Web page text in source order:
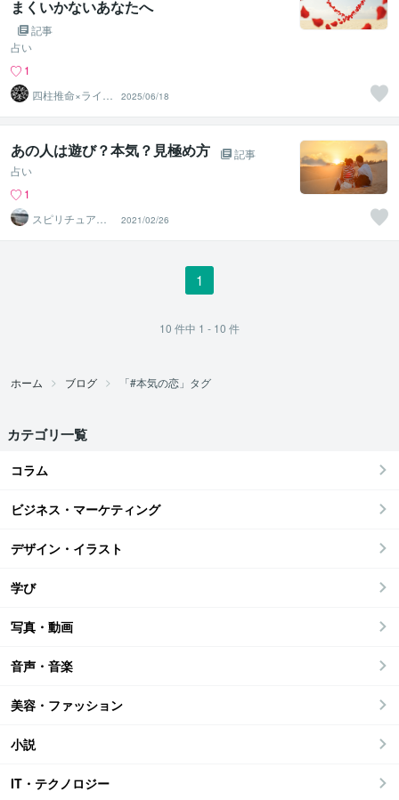
まくいかないあなたへ
記事
占い
1
四柱推命×ライフ
コーチング HIK
ARU
2025/06/18
あの人は遊び？本気？見極め方
記事
占い
1
スピリチュアル
カウンセラー沙
耶美
2021/02/26
1
10 件中 1 - 10 件
ホーム ブログ 「#本気の恋」タグ
カテゴリ一覧
コラム
ビジネス・マーケティング
デザイン・イラスト
学び
写真・動画
音声・音楽
美容・ファッション
小説
IT・テクノロジー